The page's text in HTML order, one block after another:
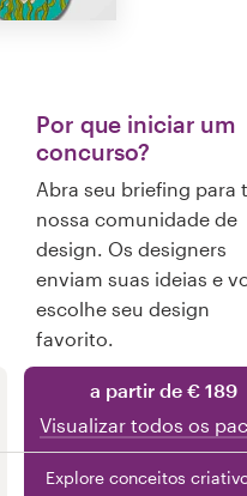
Por que iniciar um
concurso?
Abra seu briefing para
nossa comunidade de
design. Os designers
enviam suas ideias e
escolhe seu design
favorito.
a partir de € 189
Visualizar todos os
Explore conceitos